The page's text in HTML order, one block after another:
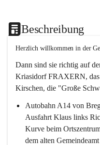
Beschreibung
Herzlich willkommen in der
Dann sind sie richtig auf
Kriasidorf FRAXERN, das
Kirschen, die "Große
Autobahn A14 von
Ausfahrt Klaus links
Kurve beim
dem alten